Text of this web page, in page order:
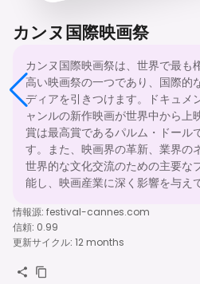
カンヌ国際映画祭
カンヌ国際映画祭は、世界で最も
高い映画祭の一つであり、国際的
ディアを引きつけます。ドキュメ
ャンルの新作映画が世界中から上
賞は最高賞であるパルム・ドール
す。また、映画界の革新、業界の
世界的な文化交流のための主要な
能し、映画産業に深く影響を与え
情報源: festival-cannes.com
信頼: 0.99
更新サイクル: 12 months